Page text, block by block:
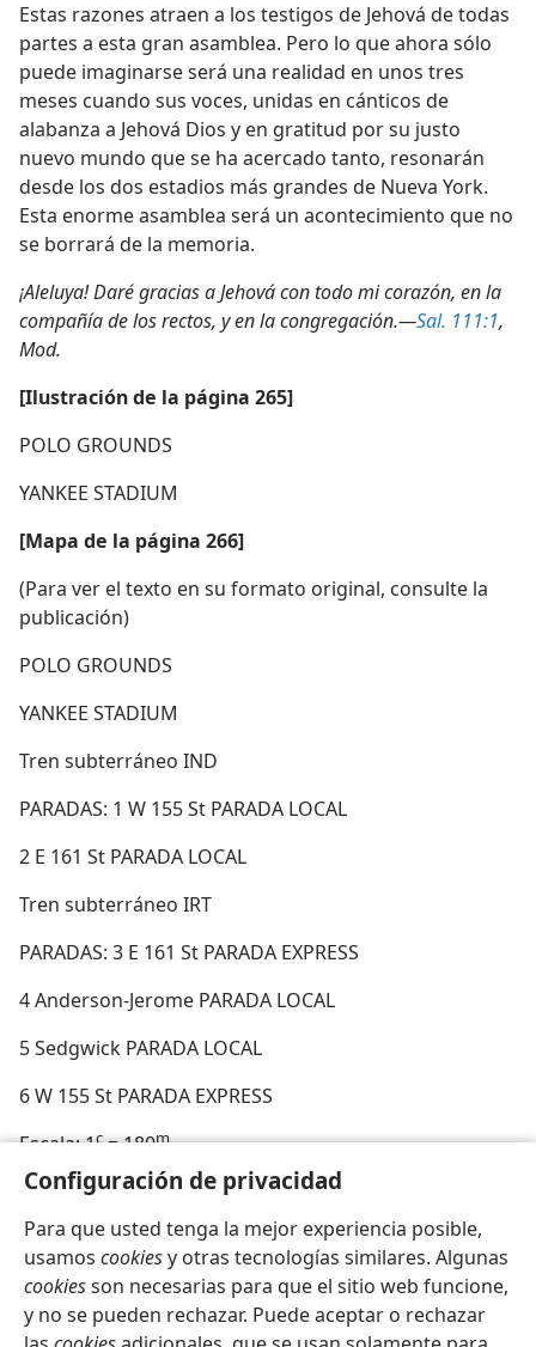
Configuración de privacidad
Para que usted tenga la mejor experiencia posible,
usamos cookiesy otras tecnologías similares. Algunas
cookiesson necesarias para que el sitio web funcione,
y no se pueden rechazar. Puede aceptar o rechazar
Estas razones atraen a los testigos de Jehová de todas
partes a esta gran asamblea. Pero lo que ahora sólo
puede imaginarse será una realidad en unos tres
meses cuando sus voces, unidas en cánticos de
alabanza a Jehová Dios y en gratitud por su justo
nuevo mundo que se ha acercado tanto, resonarán
desde los dos estadios más grandes de Nueva York.
Esta enorme asamblea será un acontecimiento que no
se borrará de la memoria.
¡Aleluya! Daré gracias a Jehová con todo mi corazón, en la
compañía de los rectos, y en la congregación.—Sal. 111:1,
Mod.
[Ilustración de la página 265]
POLO GROUNDS
YANKEE STADIUM
[Mapa de la página 266]
(Para ver el texto en su formato original, consulte la
publicación)
POLO GROUNDS
YANKEE STADIUM
Tren subterráneo IND
PARADAS: 1 W 155 St PARADA LOCAL
2 E 161 St PARADA LOCAL
Tren subterráneo IRT
PARADAS: 3 E 161 St PARADA EXPRESS
4 Anderson-Jerome PARADA LOCAL
5 Sedgwick PARADA LOCAL
6 W 155 St PARADA EXPRESS
Escala: 1c= 180m
Español Compartir Configuración
Copyright© 2026 Watch Tower Bible and Tract Society of Pennsylvania
Condiciones de uso Política de privacidad